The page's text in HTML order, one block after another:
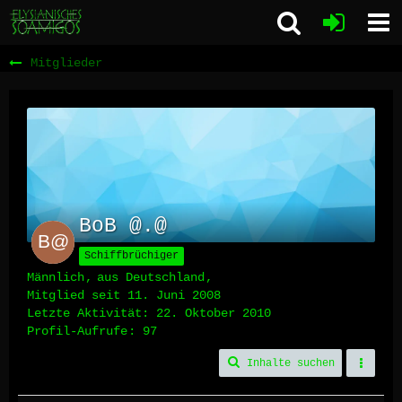
Mitglieder
BoB @.@
Schiffbrüchiger
Männlich
aus Deutschland
Mitglied seit 11. Juni 2008
Letzte Aktivität: 22. Oktober 2010
Profil-Aufrufe
97
Inhalte suchen